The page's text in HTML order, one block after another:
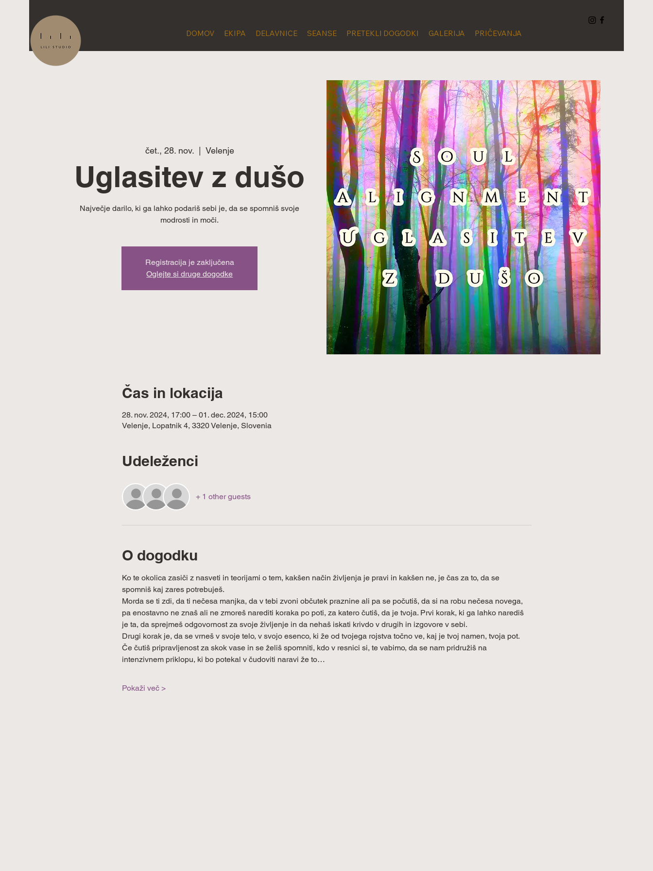
DOMOV EKIPA DELAVNICE SEANSE PRETEKLI DOGODKI GALERIJA PRIČEVANJA
čet., 28. nov.
  |
Velenje
Uglasitev z dušo
Največje darilo, ki ga lahko podariš sebi je, da se spomniš svoje
modrosti in moči.
Registracija je zaključena
Oglejte si druge dogodke
Čas in lokacija
28. nov. 2024, 17:00 – 01. dec. 2024, 15:00
Velenje, Lopatnik 4, 3320 Velenje, Slovenia
Udeleženci
+ 1 other guests
O dogodku
Ko te okolica zasiči z nasveti in teorijami o tem, kakšen način življenja je pravi in kakšen ne, je čas za to, da se
spomniš kaj zares potrebuješ.
Morda se ti zdi, da ti nečesa manjka, da v tebi zvoni občutek praznine ali pa se počutiš, da si na robu nečesa novega,
pa enostavno ne znaš ali ne zmoreš narediti koraka po poti, za katero čutiš, da je tvoja. Prvi korak, ki ga lahko narediš
je ta, da sprejmeš odgovornost za svoje življenje in da nehaš iskati krivdo v drugih in izgovore v sebi.
Drugi korak je, da se vrneš v svoje telo, v svojo esenco, ki že od tvojega rojstva točno ve, kaj je tvoj namen, tvoja pot.
Če čutiš pripravljenost za skok vase in se želiš spomniti, kdo v resnici si, te vabimo, da se nam pridružiš na
intenzivnem priklopu, ki bo potekal v čudoviti naravi že to…
Pokaži več >